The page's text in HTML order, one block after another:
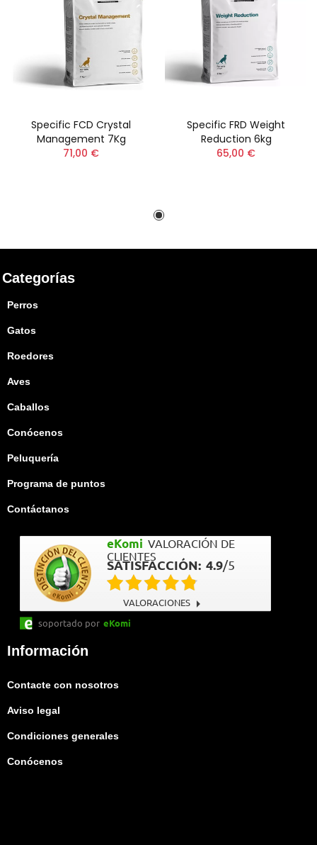
Specific FCD Crystal
Management 7Kg
71,00 €
Specific FRD Weight
Reduction 6kg
65,00 €
Categorías
Perros
Gatos
Roedores
Aves
Caballos
Conócenos
Peluquería
Programa de puntos
Contáctanos
eKomi VALORACIÓN DE
CLIENTES
SATISFACCIÓN: 4.9/5
VALORACIONES
soportado por eKomi
Información
Contacte con nosotros
Aviso legal
Condiciones generales
Conócenos